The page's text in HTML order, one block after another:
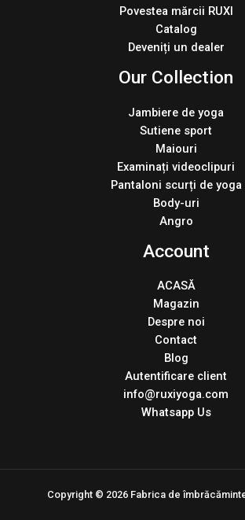
Povestea mărcii RUXI
Catalog
Deveniți un dealer
Our Collection
Jambiere de yoga
Sutiene sport
Maiouri
Examinați videoclipuri
Pantaloni scurți de yoga
Body-uri
Angro
Account
ACASĂ
Magazin
Despre noi
Contact
Blog
Autentificare client
info@ruxiyoga.com
Whatsapp Us
Copyright © 2026 Fabrica de